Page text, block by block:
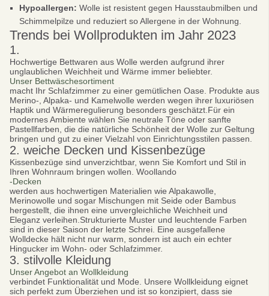
Hypoallergen: Wolle ist resistent gegen Hausstaubmilben und
Schimmelpilze und reduziert so Allergene in der Wohnung.
Trends bei Wollprodukten im Jahr 2023
1.
Hochwertige Bettwaren aus Wolle werden aufgrund ihrer
unglaublichen Weichheit und Wärme immer beliebter.
Unser Bettwäschesortiment
macht Ihr Schlafzimmer zu einer gemütlichen Oase. Produkte aus
Merino-, Alpaka- und Kamelwolle werden wegen ihrer luxuriösen
Haptik und Wärmeregulierung besonders geschätzt.Für ein
modernes Ambiente wählen Sie neutrale Töne oder sanfte
Pastellfarben, die die natürliche Schönheit der Wolle zur Geltung
bringen und gut zu einer Vielzahl von Einrichtungsstilen passen.
2. weiche Decken und Kissenbezüge
Kissenbezüge sind unverzichtbar, wenn Sie Komfort und Stil in
Ihren Wohnraum bringen wollen. Woollando
-Decken
werden aus hochwertigen Materialien wie Alpakawolle,
Merinowolle und sogar Mischungen mit Seide oder Bambus
hergestellt, die ihnen eine unvergleichliche Weichheit und
Eleganz verleihen.Strukturierte Muster und leuchtende Farben
sind in dieser Saison der letzte Schrei. Eine ausgefallene
Wolldecke hält nicht nur warm, sondern ist auch ein echter
Hingucker im Wohn- oder Schlafzimmer.
3. stilvolle Kleidung
Unser Angebot an Wollkleidung
verbindet Funktionalität und Mode. Unsere Wollkleidung eignet
sich perfekt zum Überziehen und ist so konzipiert, dass sie